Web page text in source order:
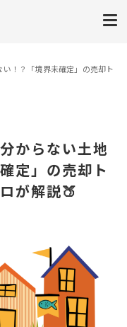
い！？「境界未確定」の売却ト
からない土地
定」の売却ト
が解説🍑